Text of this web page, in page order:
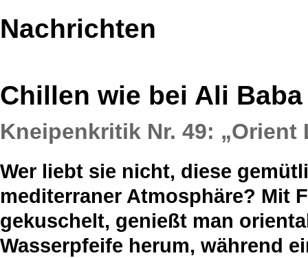
Nachrichten
Chillen wie bei Ali Baba
Kneipenkritik Nr. 49: „Orient
Wer liebt sie nicht, diese
mediterraner Atmosphäre? Mit
gekuschelt, genießt man
Wasserpfeife herum, während